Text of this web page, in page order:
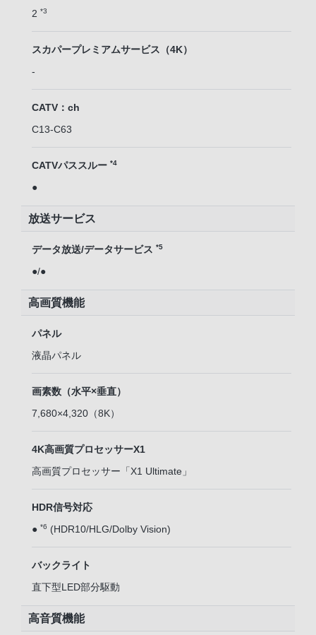
2 *3
スカパープレミアムサービス（4K）
-
CATV：ch
C13-C63
CATVパススルー *4
●
放送サービス
データ放送/データサービス *5
●/●
高画質機能
パネル
液晶パネル
画素数（水平×垂直）
7,680×4,320（8K）
4K高画質プロセッサーX1
高画質プロセッサー「X1 Ultimate」
HDR信号対応
● *6 (HDR10/HLG/Dolby Vision)
バックライト
直下型LED部分駆動
高音質機能